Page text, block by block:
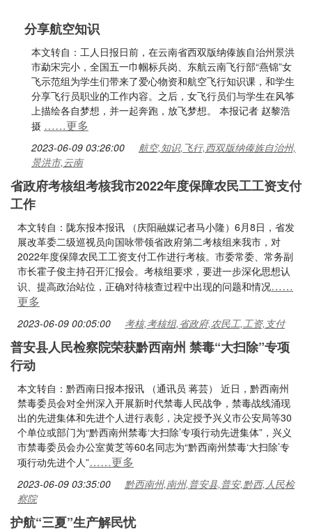
分享航空知识
本文转自：工人日报日前，在云南省西双版纳傣族自治州景洪
市勐宋完小，全国五一巾帼标兵岗、东航云南飞行部“燕锦”女
飞示范组为学生们带来了爱心物资和航空飞行知识课，和学生
分享飞行员职业的工作内容。之后，女飞行员们与学生在风筝
上描绘各自梦想，并一起奔跑，放飞梦想。 本报记者 赵黎浩
摄 ……更多
2023-06-09 03:26:00
航空,知识,飞行,西双版纳傣族自治州,
景洪市,云南
省政府考核组考核我市2022年度保障农民工工资支付
工作
本文转自：陇东报本报讯 （庆阳融媒记者马小隆）6月8日，省发
展改革委二级巡视员向国咏带领省政府第二考核组来我市，对
2022年度保障农民工工资支付工作进行考核。市委常委、常务副
市长霍子俊主持召开汇报会。考核组要求，要进一步深化思想认
识、提高政治站位，正确对待核查过程中出现的问题和情况……
更多
2023-06-09 00:05:00 考核,考核组,省政府,农民工,工资,支付
普安县人民检察院荣获黔西南州 禁毒“大扫除”专项
行动
本文转自：黔西南日报本报讯 （通讯员 蒋芸） 近日，黔西南州
禁毒委员会对全州深入开展新时代禁毒人民战争，禁毒战线涌现
出的先进集体和先进个人进行表彰，决定授予兴义市公安局等30
个单位或部门为“黔西南州禁毒‘大扫除’专项行动先进集体”，兴义
市禁毒委员会办公室黄芝等60名同志为“黔西南州禁毒‘大扫除’专
项行动先进个人”……更多
2023-06-09 03:35:00
黔西南州,南州,普安县,普安,黔西,人民检
察院
护航“三夏”生产解民忧